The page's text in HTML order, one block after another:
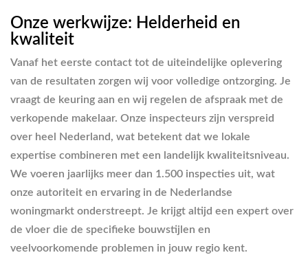
Onze werkwijze: Helderheid en
kwaliteit
Vanaf het eerste contact tot de uiteindelijke oplevering
van de resultaten zorgen wij voor volledige ontzorging. Je
vraagt de keuring aan en wij regelen de afspraak met de
verkopende makelaar. Onze inspecteurs zijn verspreid
over heel Nederland, wat betekent dat we lokale
expertise combineren met een landelijk kwaliteitsniveau.
We voeren jaarlijks meer dan 1.500 inspecties uit, wat
onze autoriteit en ervaring in de Nederlandse
woningmarkt onderstreept. Je krijgt altijd een expert over
de vloer die de specifieke bouwstijlen en
veelvoorkomende problemen in jouw regio kent.